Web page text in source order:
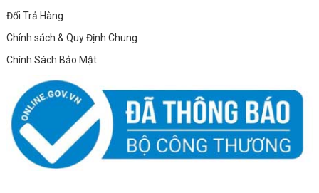
Đổi Trả Hàng
Chính sách & Quy Định Chung
Chính Sách Bảo Mật